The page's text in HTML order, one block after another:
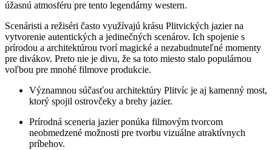
úžasnú atmosféru pre tento legendárny western.
Scenáristi a režiséri často využívajú krásu Plitvických jazier na
vytvorenie autentických a jedinečných scenárov. Ich spojenie s
prírodou a architektúrou tvorí magické a nezabudnuteľné momenty
pre divákov. Preto nie je divu, že sa toto miesto stalo populárnou
voľbou pre mnohé filmove produkcie.
Významnou súčasťou architektúry Plitvíc je aj kamenný most,
ktorý spojil ostrovčeky a brehy jazier.
Prírodná sceneria jazier ponúka filmovým tvorcom
neobmedzené možnosti pre tvorbu vizuálne atraktívnych
príbehov.